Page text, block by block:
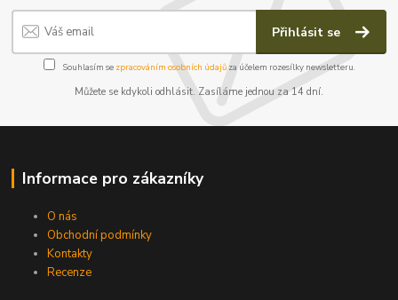
Přihlásit se
Souhlasím se zpracováním osobních údajůza účelem rozesílky newsletteru.
Můžete se kdykoli odhlásit. Zasíláme jednou za 14 dní.
Informace pro zákazníky
O nás
Obchodní podmínky
Kontakty
Recenze